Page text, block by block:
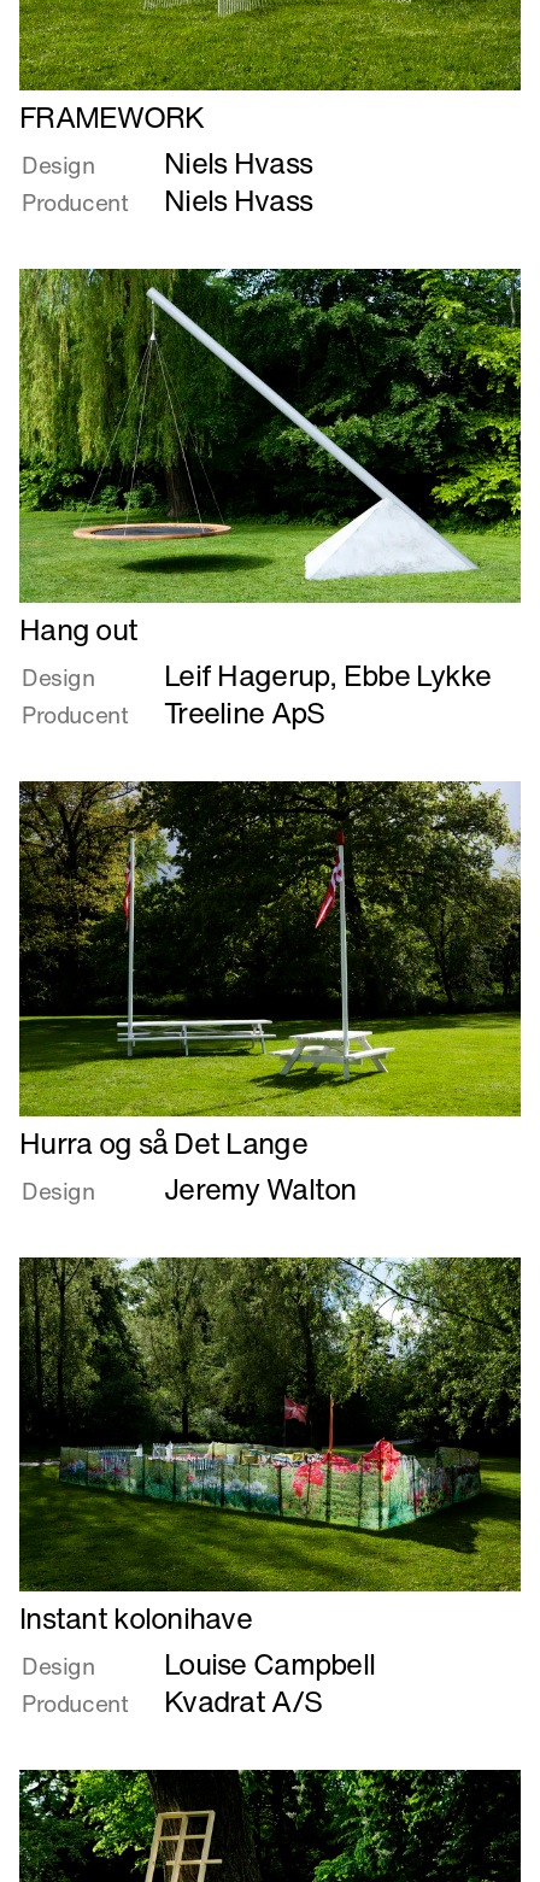
Læs
mere
om
FRAMEWORK
FRAMEWORK
Design Niels Hvass
Producent Niels Hvass
Læs
mere
om
Hang
out
Hang out
Design Leif Hagerup, Ebbe Lykke
Producent Treeline ApS
Læs
mere
om
så
Det
Lange
Hurra og så Det Lange
Design Jeremy Walton
Læs
mere
om
Instant
kolonihave
Instant kolonihave
Design Louise Campbell
Producent Kvadrat A/S